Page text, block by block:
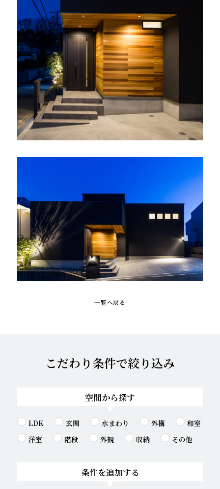
一覧へ戻る
こだわり条件で絞り込み
空間から探す
LDK 玄関 水まわり 外構
和室
洋室
階段 外観 収納 その他
条件を追加する